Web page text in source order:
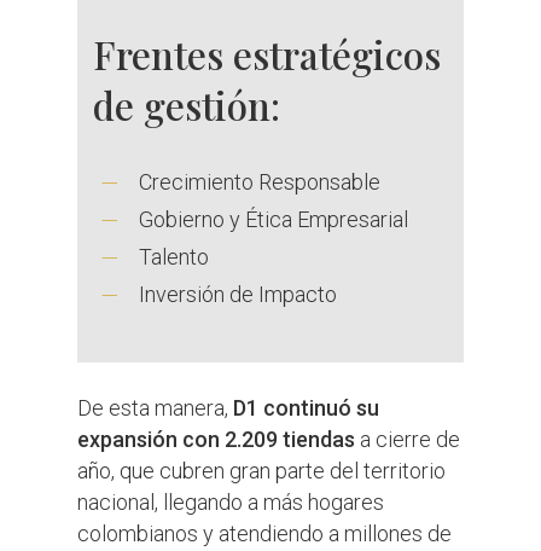
De esta manera, D1 continuó su
expansión con 2.209 tiendas a cierre de
año, que cubren gran parte del territorio
nacional, llegando a más hogares
colombianos y atendiendo a millones de
Frentes estratégicos
de gestión:
Crecimiento Responsable
Gobierno y Ética Empresarial
Talento
Inversión de Impacto